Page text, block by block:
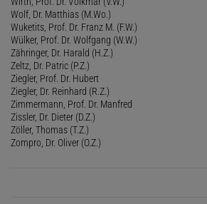
Wolf, Dr. Matthias (M.Wo.)
Wuketits, Prof. Dr. Franz M. (F.W.)
Wülker, Prof. Dr. Wolfgang (W.W.)
Zähringer, Dr. Harald (H.Z.)
Zeltz, Dr. Patric (P.Z.)
Ziegler, Prof. Dr. Hubert
Ziegler, Dr. Reinhard (R.Z.)
Zimmermann, Prof. Dr. Manfred
Zissler, Dr. Dieter (D.Z.)
Zöller, Thomas (T.Z.)
Zompro, Dr. Oliver (O.Z.)